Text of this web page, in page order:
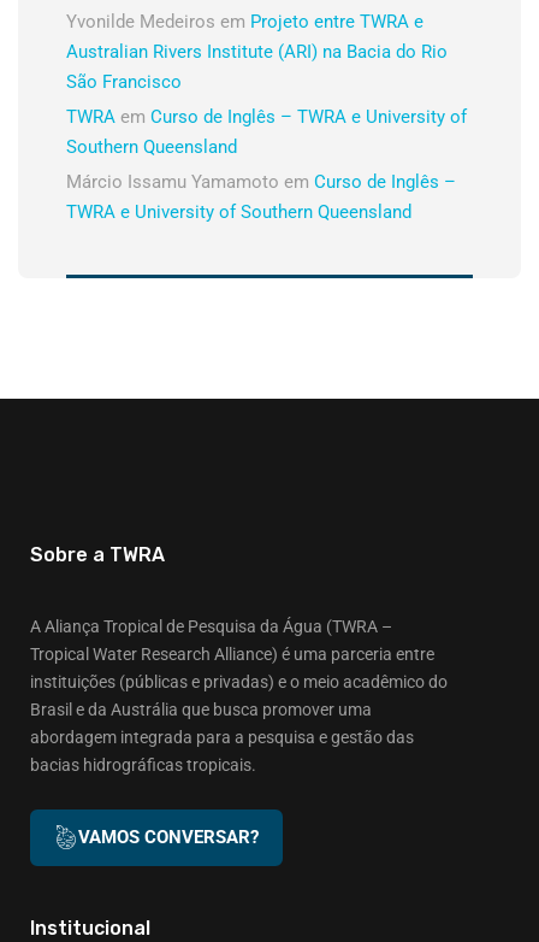
Yvonilde Medeiros em Projeto entre TWRA e
Australian Rivers Institute (ARI) na Bacia do Rio
São Francisco
TWRA em Curso de Inglês – TWRA e University of
Southern Queensland
Márcio Issamu Yamamoto em Curso de Inglês –
TWRA e University of Southern Queensland
Sobre a TWRA
A Aliança Tropical de Pesquisa da Água (TWRA –
Tropical Water Research Alliance) é uma parceria entre
instituições (públicas e privadas) e o meio acadêmico do
Brasil e da Austrália que busca promover uma
abordagem integrada para a pesquisa e gestão das
bacias hidrográficas tropicais.
VAMOS CONVERSAR?
Institucional